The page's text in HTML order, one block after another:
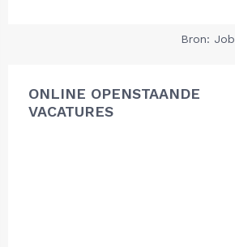
Bron:
ONLINE OPENSTAANDE
VACATURES